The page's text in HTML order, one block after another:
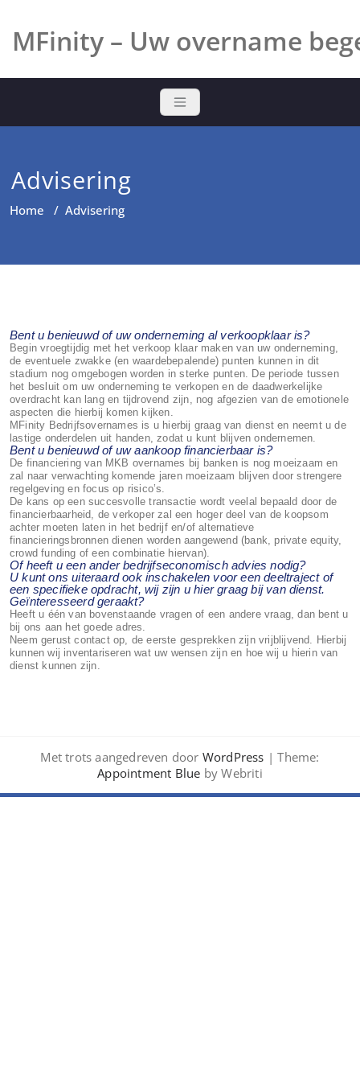
naarMFinity – Uw overname
Advisering
Home / Advisering
Bent u benieuwd of uw onderneming al verkoopklaar is?
Begin vroegtijdig met het verkoop klaar maken van uw onderneming,
de eventuele zwakke (en waardebepalende) punten kunnen in dit
stadium nog omgebogen worden in sterke punten. De periode tussen
het besluit om uw onderneming te verkopen en de daadwerkelijke
overdracht kan lang en tijdrovend zijn, nog afgezien van de emotionele
aspecten die hierbij komen kijken.
MFinity Bedrijfsovernames is u hierbij graag van dienst en neemt u de
lastige onderdelen uit handen, zodat u kunt blijven ondernemen.
Bent u benieuwd of uw aankoop financierbaar is?
De financiering van MKB overnames bij banken is nog moeizaam en
zal naar verwachting komende jaren moeizaam blijven door strengere
regelgeving en focus op risico’s.
De kans op een succesvolle transactie wordt veelal bepaald door de
financierbaarheid, de verkoper zal een hoger deel van de koopsom
achter moeten laten in het bedrijf en/of alternatieve
financieringsbronnen dienen worden aangewend (bank, private equity,
crowd funding of een combinatie hiervan).
Of heeft u een ander bedrijfseconomisch advies nodig?
U kunt ons uiteraard ook inschakelen voor een deeltraject of
een specifieke opdracht, wij zijn u hier graag bij van dienst.
Geïnteresseerd geraakt?
Heeft u één van bovenstaande vragen of een andere vraag, dan bent u
bij ons aan het goede adres.
Neem gerust contact op, de eerste gesprekken zijn vrijblijvend. Hierbij
kunnen wij inventariseren wat uw wensen zijn en hoe wij u hierin van
dienst kunnen zijn.
Met trots aangedreven door WordPress | Theme:
Appointment Blue by Webriti